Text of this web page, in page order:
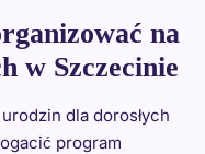
na
w Szczecinie
dla dorosłych
program